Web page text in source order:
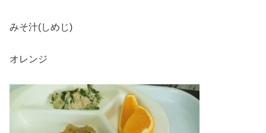
みそ汁(しめじ)
オレンジ